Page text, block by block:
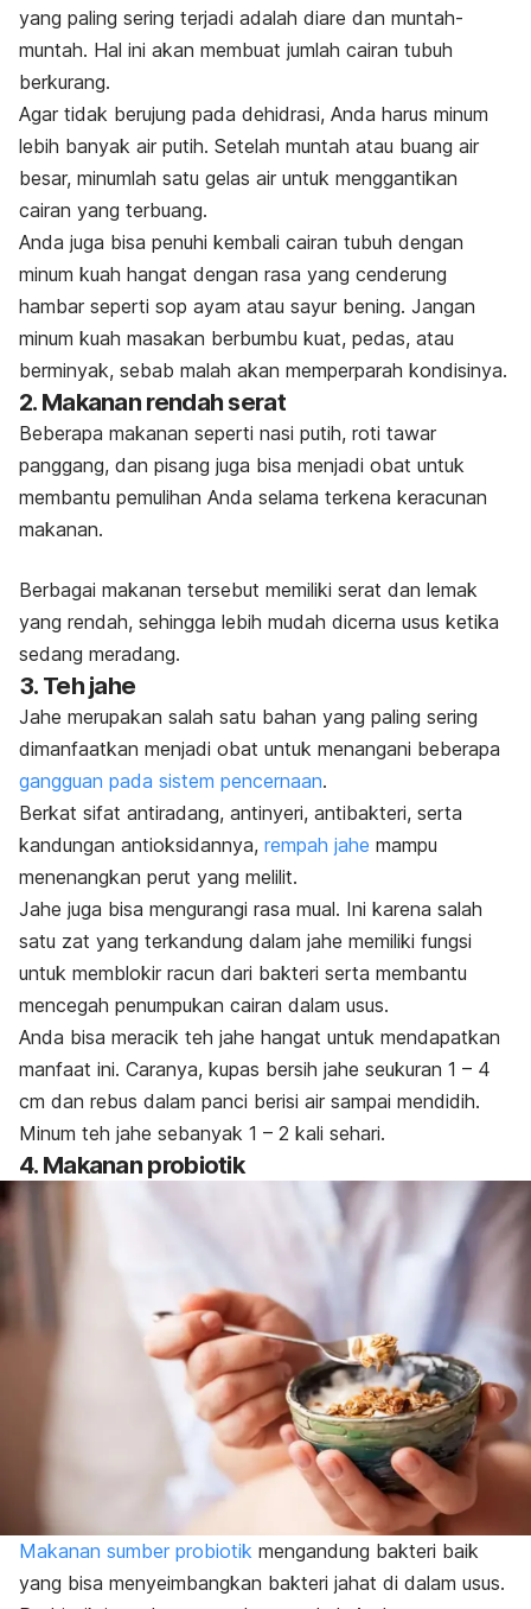
yang paling sering terjadi adalah diare dan muntah-
muntah. Hal ini akan membuat jumlah cairan tubuh
berkurang.
Agar tidak berujung pada dehidrasi, Anda harus minum
lebih banyak air putih. Setelah muntah atau buang air
besar, minumlah satu gelas air untuk menggantikan
cairan yang terbuang.
Anda juga bisa penuhi kembali cairan tubuh dengan
minum kuah hangat dengan rasa yang cenderung
hambar seperti sop ayam atau sayur bening. Jangan
minum kuah masakan berbumbu kuat, pedas, atau
berminyak, sebab malah akan memperparah kondisinya.
2. Makanan rendah serat
Beberapa makanan seperti nasi putih, roti tawar
panggang, dan pisang juga bisa menjadi obat untuk
membantu pemulihan Anda selama terkena keracunan
makanan.
Berbagai makanan tersebut memiliki serat dan lemak
yang rendah, sehingga lebih mudah dicerna usus ketika
sedang meradang.
3. Teh jahe
Jahe merupakan salah satu bahan yang paling sering
dimanfaatkan menjadi obat untuk menangani beberapa
gangguan pada sistem pencernaan.
Berkat sifat antiradang, antinyeri, antibakteri, serta
kandungan antioksidannya, rempah jahe mampu
menenangkan perut yang melilit.
Jahe juga bisa mengurangi rasa mual. Ini karena salah
satu zat yang terkandung dalam jahe memiliki fungsi
untuk memblokir racun dari bakteri serta membantu
mencegah penumpukan cairan dalam usus.
Anda bisa meracik teh jahe hangat untuk mendapatkan
manfaat ini. Caranya, kupas bersih jahe seukuran 1 – 4
cm dan rebus dalam panci berisi air sampai mendidih.
Minum teh jahe sebanyak 1 – 2 kali sehari.
4. Makanan probiotik
Makanan sumber probiotik mengandung bakteri baik
yang bisa menyeimbangkan bakteri jahat di dalam usus.